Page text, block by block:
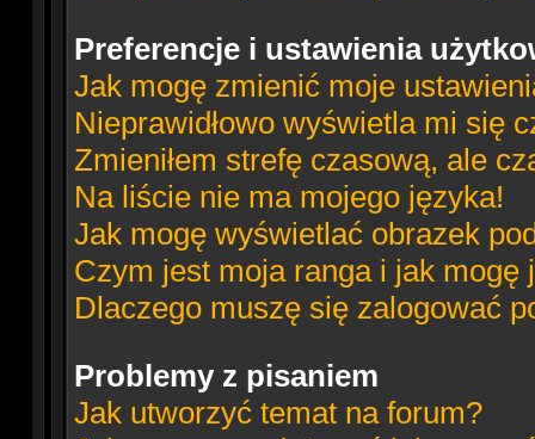
Preferencje i ustawienia
Jak mogę zmienić moje
Nieprawidłowo wyświetla mi się
Zmieniłem strefę czasową, ale
Na liście nie ma mojego języka!
Jak mogę wyświetlać obrazek
Czym jest moja ranga i jak mogę
Dlaczego muszę się zalogować
Problemy z pisaniem
Jak utworzyć temat na forum?